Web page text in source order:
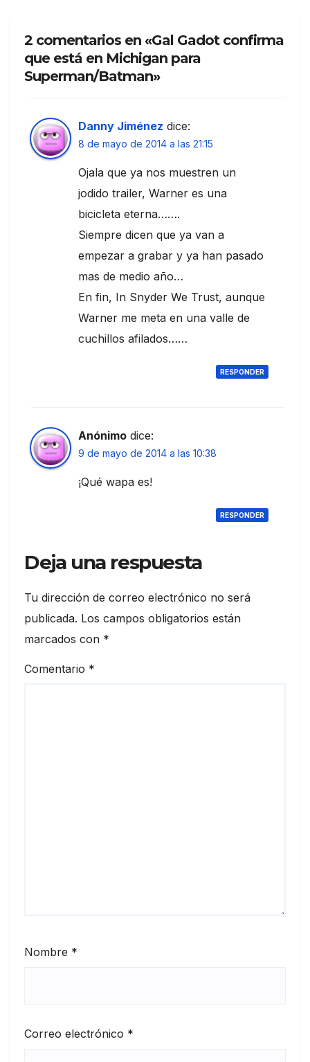
2 comentarios en «Gal Gadot confirma
que está en Michigan para
Superman/Batman»
Danny Jiménez dice:
8 de mayo de 2014 a las 21:15
Ojala que ya nos muestren un
jodido trailer, Warner es una
bicicleta eterna…….
Siempre dicen que ya van a
empezar a grabar y ya han pasado
mas de medio año…
En fin, In Snyder We Trust, aunque
Warner me meta en una valle de
cuchillos afilados……
RESPONDER
Anónimo dice:
9 de mayo de 2014 a las 10:38
¡Qué wapa es!
RESPONDER
Deja una respuesta
Tu dirección de correo electrónico no será
publicada. Los campos obligatorios están
marcados con *
Comentario *
Nombre *
Correo electrónico *